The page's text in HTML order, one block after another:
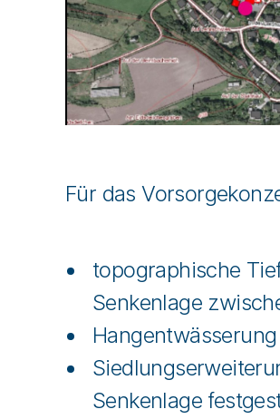
Für das
topographische
Senkenlage
Senkenlage